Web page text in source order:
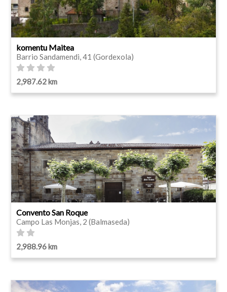
komentu Maitea
Barrio Sandamendi, 41 (Gordexola)
2,987.62 km
Convento San Roque
Campo Las Monjas, 2 (Balmaseda)
2,988.96 km